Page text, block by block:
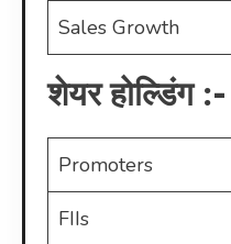
Sales Growth
शेयर होल्डिंग :-
Promoters
FIIs